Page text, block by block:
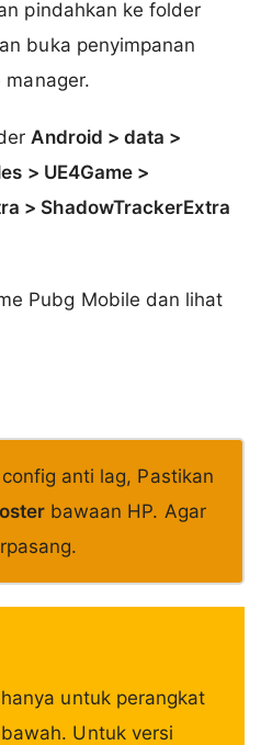
pindahkan ke folder
buka penyimpanan
Android > data >
> UE4Game >
> ShadowTrackerExtra
Pubg Mobile dan lihat
anti lag, Pastikan
bawaan HP. Agar
untuk perangkat
Untuk versi